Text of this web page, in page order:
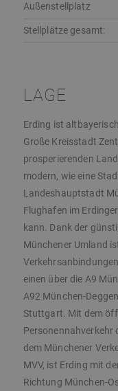
Außenstellplatz
Stellplätze gesamt:
LAGE
Erding ist
Große Kreisstadt
prosperierenden
modern, wie eine
Landeshauptstadt
Flughafen im
kann. Dank der
Münchener Umland
einen über die A9
A92 München-
Stuttgart. Mit dem
Personennahverkehr
dem Münchener
MVV, ist Erding mit
Richtung München-